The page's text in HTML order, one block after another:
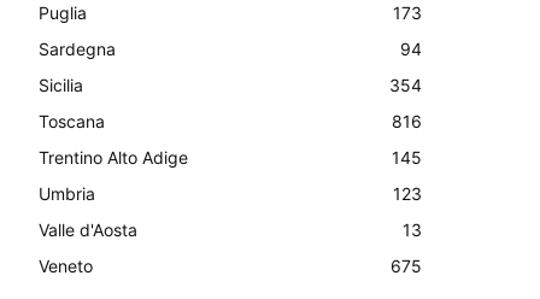
Puglia
173
Sardegna
94
Sicilia
354
Toscana
816
Trentino Alto Adige
145
Umbria
123
Valle d'Aosta
13
Veneto
675